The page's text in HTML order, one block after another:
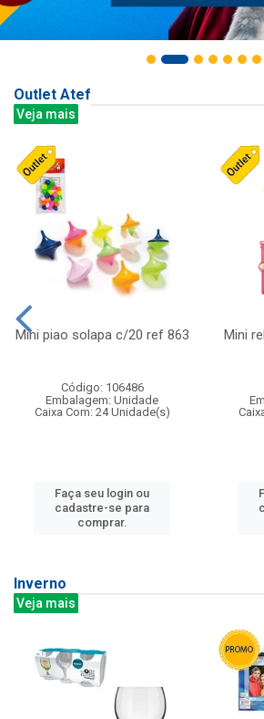
Outlet Atef
Veja mais
Mini piao solapa c/20 ref 863
Código: 106486
Embalagem: Unidade
Caixa Com: 24 Unidade(s)
Faça seu login ou
cadastre-se para
comprar.
Mini
Inverno
Veja mais